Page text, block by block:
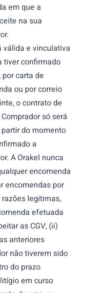
em que a
na sua
válida e vinculativa
tiver confirmado
carta de
ou por correio
o contrato de
só será
do momento
a
A Orakel nunca
encomenda
encomendas por
legítimas,
efetuada
as CGV, (ii)
anteriores
não tiverem sido
do prazo
em curso